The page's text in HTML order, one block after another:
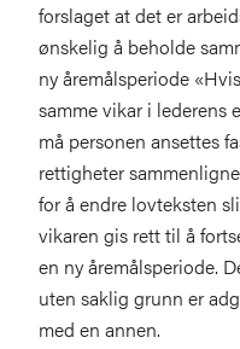
forslaget at det er
ønskelig å beholde
ny åremålsperiode
samme vikar i lederens
må personen ansettes
rettigheter
for å endre lovteksten
vikaren gis rett til å
en ny åremålsperiode.
uten saklig grunn er
med en annen.